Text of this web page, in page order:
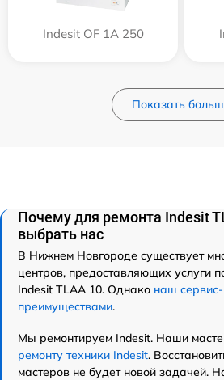
Indesit OF 1A 250
Показать
Почему для ремонта Indesit
выбрать нас
В Нижнем Новгороде существует
центров, предоставляющих услуги
Indesit TLAA 10. Однако наш
преимуществами.
Мы ремонтируем Indesit. Наши
ремонту техники Indesit.
мастеров не будет новой задачей.